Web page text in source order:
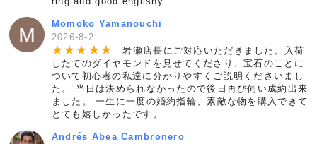
Momoko Yamanouchi
2026-8-2
★★★ ★★
岩瀬店長にご対応いただきました。入荷
したてのダイヤモンドを見せてくださり、宝石のことに
ついて初心者の私達に分かりやすくご説明くださいまし
た。 当日は決められなかったので後日再び伺い成約出来
ました。 一生に一度の婚約指輪、素敵な物を購入できて
とても嬉しかったです。
Andrés Abea Cambronero